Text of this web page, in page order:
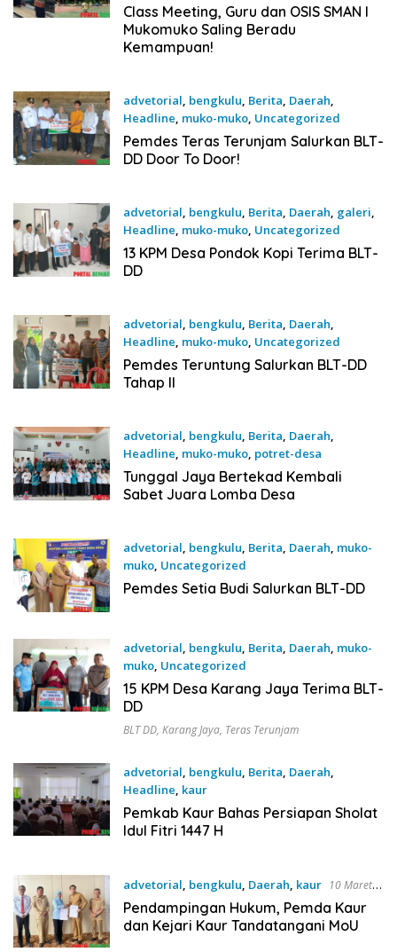
17 Juni 2026
Class Meeting, Guru dan OSIS SMAN I
Mukomuko Saling Beradu
Kemampuan!
advetorial, bengkulu, Berita, Daerah,
Headline, muko-muko, Uncategorized
17 Juni 2026
Pemdes Teras Terunjam Salurkan BLT-
DD Door To Door!
advetorial, bengkulu, Berita, Daerah, galeri,
Headline, muko-muko, Uncategorized
17 Juni 2026
13 KPM Desa Pondok Kopi Terima BLT-
DD
advetorial, bengkulu, Berita, Daerah,
Headline, muko-muko, Uncategorized
11 Juni 2026
Pemdes Teruntung Salurkan BLT-DD
Tahap II
advetorial, bengkulu, Berita, Daerah,
Headline, muko-muko, potret-desa
4 Juni 2026
Tunggal Jaya Bertekad Kembali
Sabet Juara Lomba Desa
advetorial, bengkulu, Berita, Daerah, muko-
muko, Uncategorized
26 Mei 2026
Pemdes Setia Budi Salurkan BLT-DD
advetorial bengkulu Berita Daerah muko-
muko, Uncategorized
22 Mei 2026
15 KPM Desa Karang Jaya Terima BLT-
DD
BLT DD, Karang Jaya, Teras Terunjam
advetorial bengkulu Berita Daerah
Headline kaur
11 Maret 2026
Pemkab Kaur Bahas Persiapan Sholat
Idul Fitri 1447 H
advetorial bengkulu Daerah kaur
10 Maret
2026
Pendampingan Hukum, Pemda Kaur
dan Kejari Kaur Tandatangani MoU